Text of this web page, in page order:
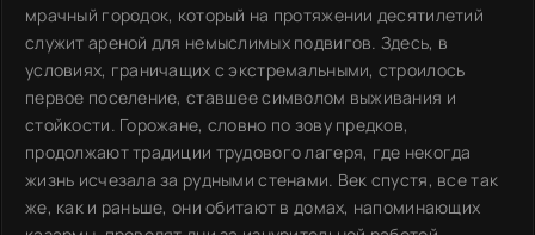
мрачный городок, который на протяжении десятилетий
служит ареной для немыслимых подвигов. Здесь, в
условиях, граничащих с экстремальными, строилось
первое поселение, ставшее символом выживания и
стойкости. Горожане, словно по зову предков,
продолжают традиции трудового лагеря, где некогда
жизнь исчезала за рудными стенами. Век спустя, все так
же, как и раньше, они обитают в домах, напоминающих